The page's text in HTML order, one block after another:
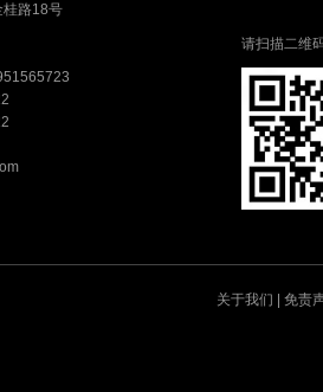
桂路18号
请扫描二维
关于我们 免责